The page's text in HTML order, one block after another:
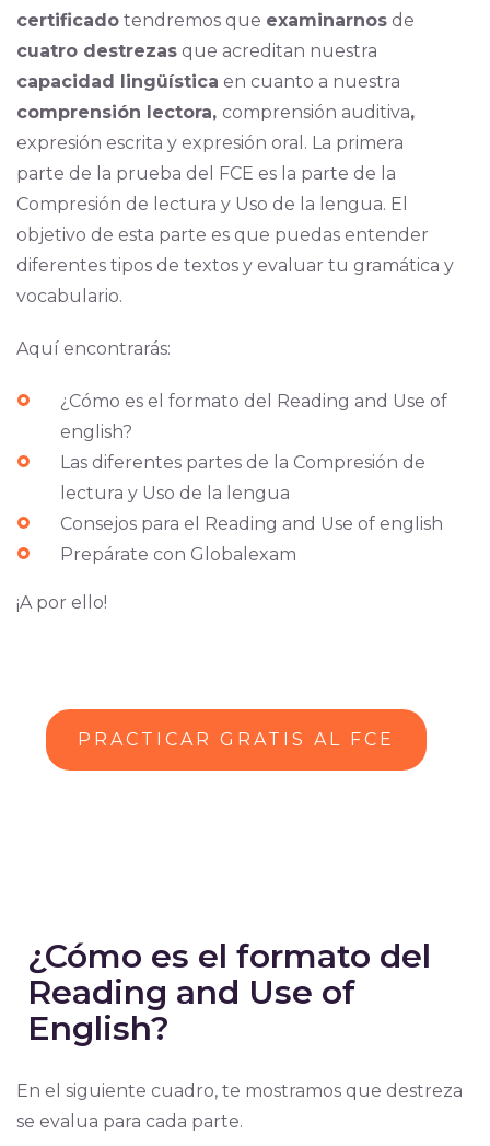
certificadotendremos que examinarnosde
cuatro destrezasque acreditan nuestra
capacidad lingüística en cuanto a nuestra
comprensión lectora, comprensión auditiva,
expresión escrita y expresión oral. La primera
parte de la prueba del FCE es la parte de la
Compresión de lectura y Uso de la lengua. El
objetivo de esta parte es que puedas entender
diferentes tipos de textos y evaluar tu gramática y
vocabulario.
Aquí encontrarás:
¿Cómo es el formato del Reading and Use of
english?
Las diferentes partes de la Compresión de
lectura y Uso de la lengua
Consejos para el Reading and Use of english
Prepárate con Globalexam
¡A por ello!
PRACTICAR GRATIS AL FCE
¿Cómo es el formato del
Reading and Use of
English?
En el siguiente cuadro, te mostramos que destreza
se evalua para cada parte.